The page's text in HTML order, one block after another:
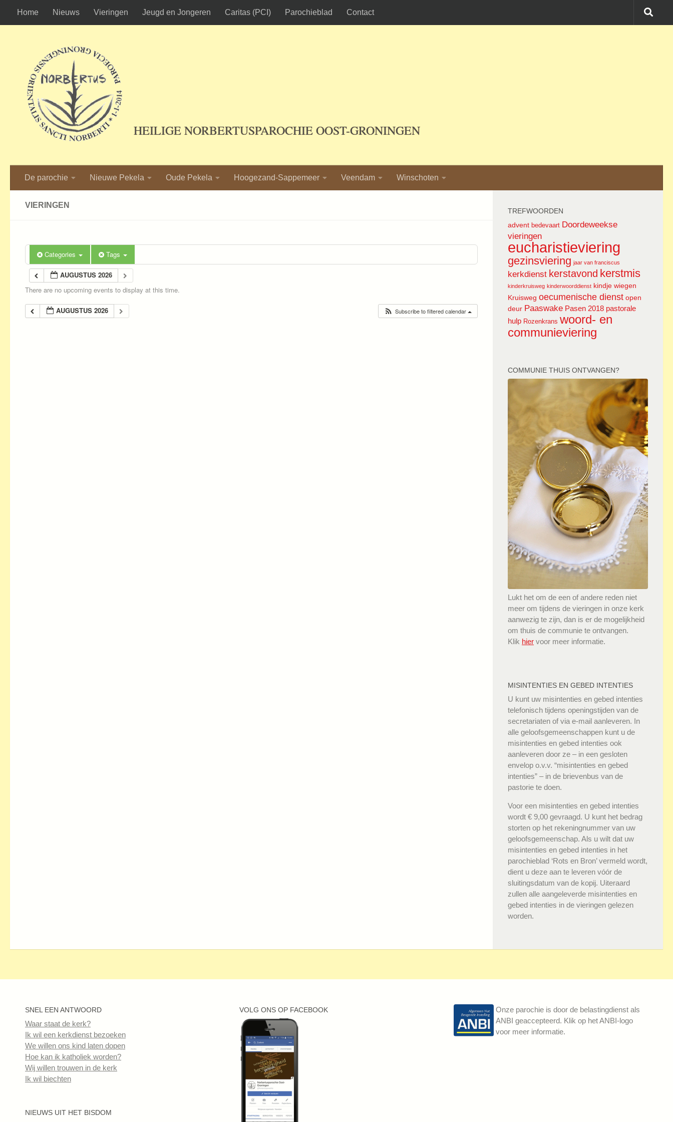
Ga naar de inhoud
Home Nieuws Vieringen Jeugd en Jongeren Caritas (PCI) Parochieblad Contact
HEILIGE NORBERTUSPAROCHIE OOST-GRONINGEN
De parochie Nieuwe Pekela Oude Pekela Hoogezand-Sappemeer Veendam Winschoten
VIERINGEN
Categories Tags
AUGUSTUS 2026
There are no upcoming events to display at this time.
AUGUSTUS 2026 Subscribe to filtered calendar
TREFWOORDEN
advent bedevaart Doordeweekse
vieringen
eucharistieviering
gezinsviering jaar van franciscus
kerkdienst kerstavond kerstmis
kinderkruisweg kinderwoorddienst kindje wiegen
Kruisweg oecumenische dienst open
deur Paaswake Pasen 2018 pastorale
hulp Rozenkrans woord- en
communieviering
COMMUNIE THUIS ONTVANGEN?
Lukt het om de een of andere reden niet
meer om tijdens de vieringen in onze kerk
aanwezig te zijn, dan is er de mogelijkheid
om thuis de communie te ontvangen.
Klik hier voor meer informatie.
MISINTENTIES EN GEBED INTENTIES
U kunt uw misintenties en gebed intenties
telefonisch tijdens openingstijden van de
secretariaten of via e-mail aanleveren. In
alle geloofsgemeenschappen kunt u de
misintenties en gebed intenties ook
aanleveren door ze – in een gesloten
envelop o.v.v. “misintenties en gebed
intenties” – in de brievenbus van de
pastorie te doen.
Voor een misintenties en gebed intenties
wordt € 9,00 gevraagd. U kunt het bedrag
storten op het rekeningnummer van uw
geloofsgemeenschap. Als u wilt dat uw
misintenties en gebed intenties in het
parochieblad ‘Rots en Bron’ vermeld wordt,
dient u deze aan te leveren vóór de
sluitingsdatum van de kopij. Uiteraard
zullen alle aangeleverde misintenties en
gebed intenties in de vieringen gelezen
worden.
SNEL EEN ANTWOORD
Waar staat de kerk?
Ik wil een kerkdienst bezoeken
We willen ons kind laten dopen
Hoe kan ik katholiek worden?
Wij willen trouwen in de kerk
Ik wil biechten
NIEUWS UIT HET BISDOM
VOLG ONS OP FACEBOOK
Onze parochie is door de belastingdienst als
ANBI geaccepteerd. Klik op het ANBI-logo
voor meer informatie.